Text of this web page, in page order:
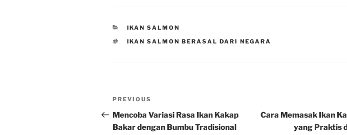
CATEGORIES
IKAN SALMON
TAGS
IKAN SALMON BERASAL DARI NEGARA
Post
navigation
Previous
Post
PREVIOUS
Mencoba Variasi Rasa Ikan Kakap
Bakar dengan Bumbu Tradisional
Cara Memasak Ikan
yang Praktis